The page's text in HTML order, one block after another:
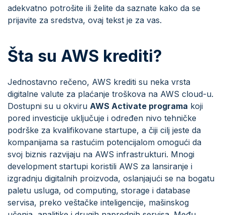
adekvatno potrošite ili želite da saznate kako da se
prijavite za sredstva, ovaj tekst je za vas.
Šta su AWS krediti?
Jednostavno rečeno, AWS krediti su neka vrsta
digitalne valute za plaćanje troškova na AWS cloud-u.
Dostupni su u okviru AWS Activate programa koji
pored investicije uključuje i određen nivo tehničke
podrške za kvalifikovane startupe, a čiji cilj jeste da
kompanijama sa rastućim potencijalom omogući da
svoj biznis razvijaju na AWS infrastrukturi. Mnogi
development startupi koristili AWS za lansiranje i
izgradnju digitalnih proizvoda, oslanjajući se na bogatu
paletu usluga, od computing, storage i database
servisa, preko veštačke inteligencije, mašinskog